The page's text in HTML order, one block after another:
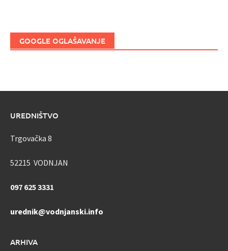
GOOGLE OGLAŠAVANJE
UREDNIŠTVO
Trgovačka 8
52215 VODNJAN
097 625 3331
urednik@vodnjanski.info
ARHIVA